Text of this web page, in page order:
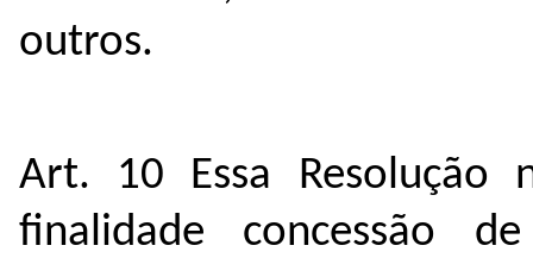
outros.
Art. 10 Essa Resolução
finalidade concessão